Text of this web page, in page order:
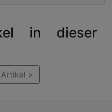
in dieser
>